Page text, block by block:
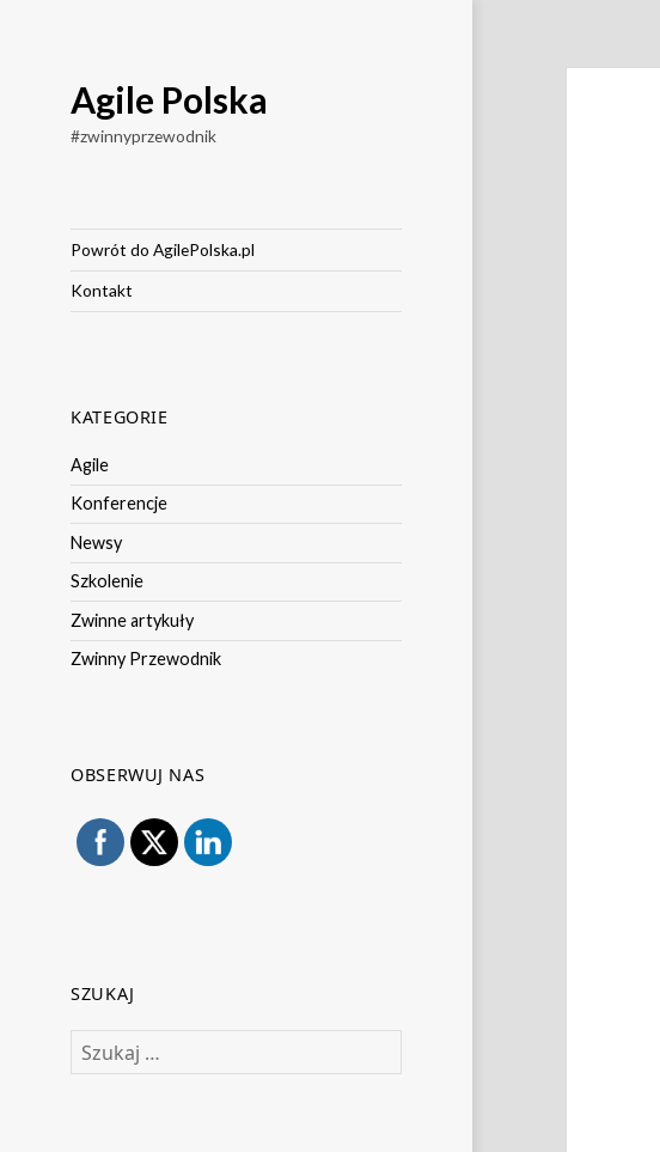
Agile Polska
#zwinnyprzewodnik
Powrót do AgilePolska.pl
Kontakt
KATEGORIE
Agile
Konferencje
Newsy
Szkolenie
Zwinne artykuły
Zwinny Przewodnik
OBSERWUJ NAS
SZUKAJ